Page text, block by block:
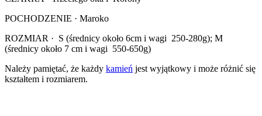
POCHODZENIE · Maroko
ROZMIAR · S (średnicy około 6cm i wagi 250-280g); M
(średnicy około 7 cm i wagi 550-650g)
Należy pamiętać, że każdy kamień jest wyjątkowy i może różnić się
kształtem i rozmiarem.